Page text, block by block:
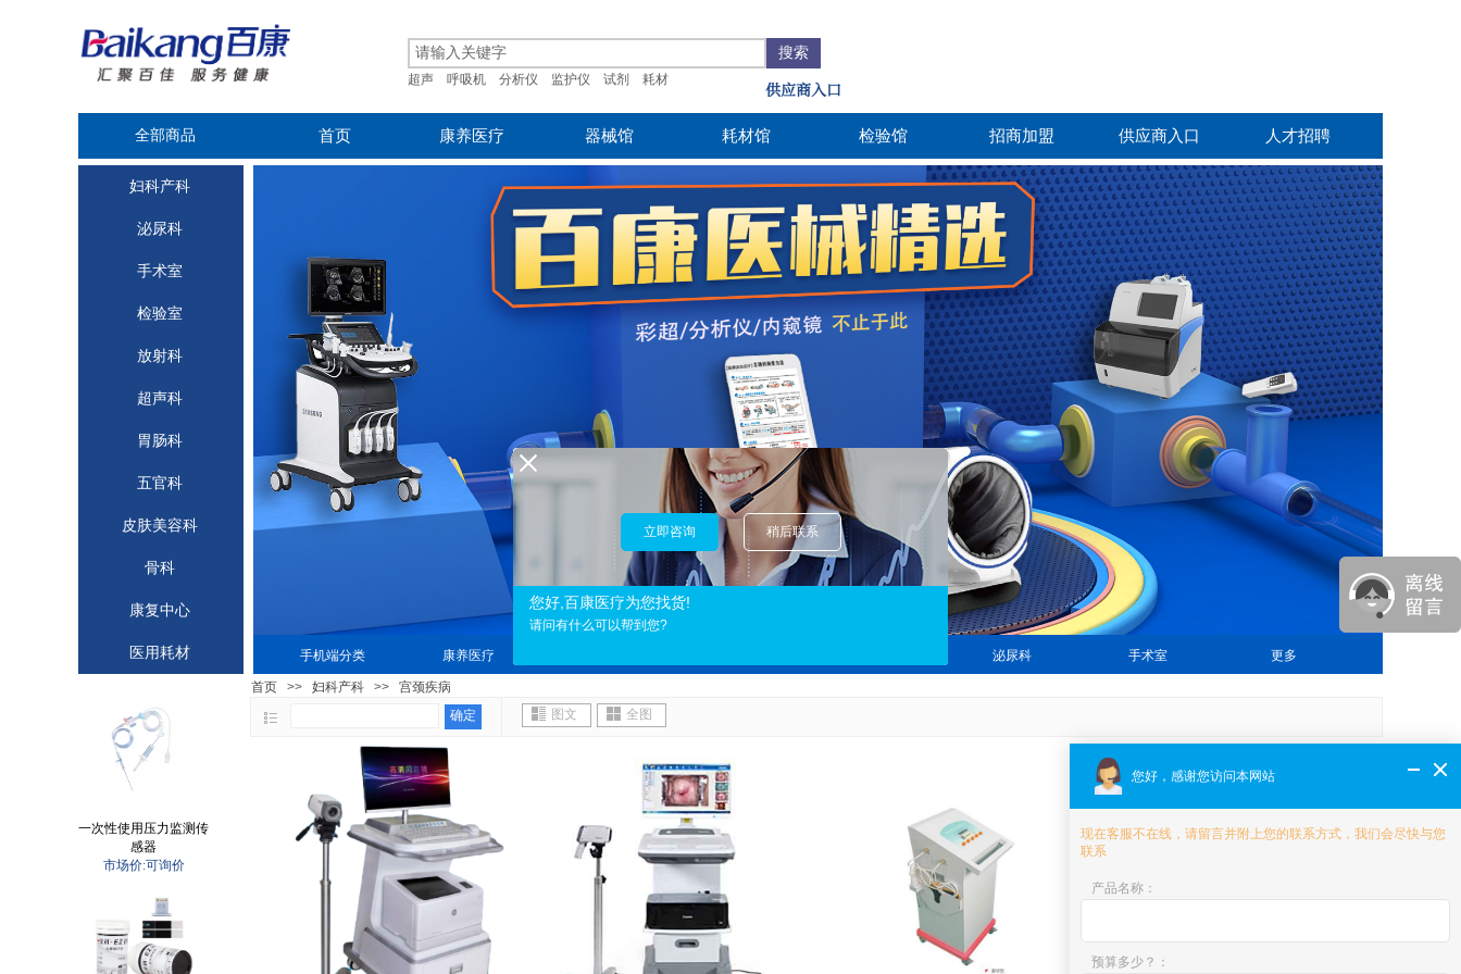
首页 康养医疗 器械馆 耗材馆 检验馆 招商加盟 供应商入口 人才招聘
全部商品
妇科产科
泌尿科
手术室
检验室
放射科
超声科
胃肠科
五官科
皮肤美容科
骨科
康复中心
医用耗材 手机端分类 康养医疗 泌尿科 手术室 更多
首页 >> 妇科产科 >> 宫颈疾病
一次性使用压力监测传
感器
市场价:可询价
确定 图文 全图
搜索
超声 呼吸机 分析仪 监护仪 试剂 耗材 供应商入口
您好,百康医疗为您找货!
请问有什么可以帮到您?
立即咨询 稍后联系
您好，感谢您访问本网站
现在客服不在线，请留言并附上您的联系方式，我们会尽快与您
联系
产品名称 ：
预算多少？ ：